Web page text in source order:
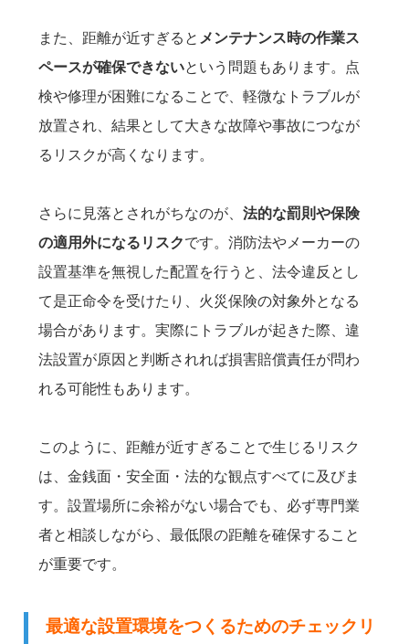
また、距離が近すぎると メンテナンス時の作業ス
ペースが確保できないという問題もあります。点
検や修理が困難になることで、軽微なトラブルが
放置され、結果として大きな故障や事故につなが
るリスクが高くなります。
さらに見落とされがちなのが、 法的な罰則や保険
の適用外になるリスクです。消防法やメーカーの
設置基準を無視した配置を行うと、法令違反とし
て是正命令を受けたり、火災保険の対象外となる
場合があります。実際にトラブルが起きた際、違
法設置が原因と判断されれば損害賠償責任が問わ
れる可能性もあります。
このように、距離が近すぎることで生じるリスク
は、金銭面・安全面・法的な観点すべてに及びま
す。設置場所に余裕がない場合でも、必ず専門業
者と相談しながら、最低限の距離を確保すること
が重要です。
最適な設置環境をつくるためのチェックリ